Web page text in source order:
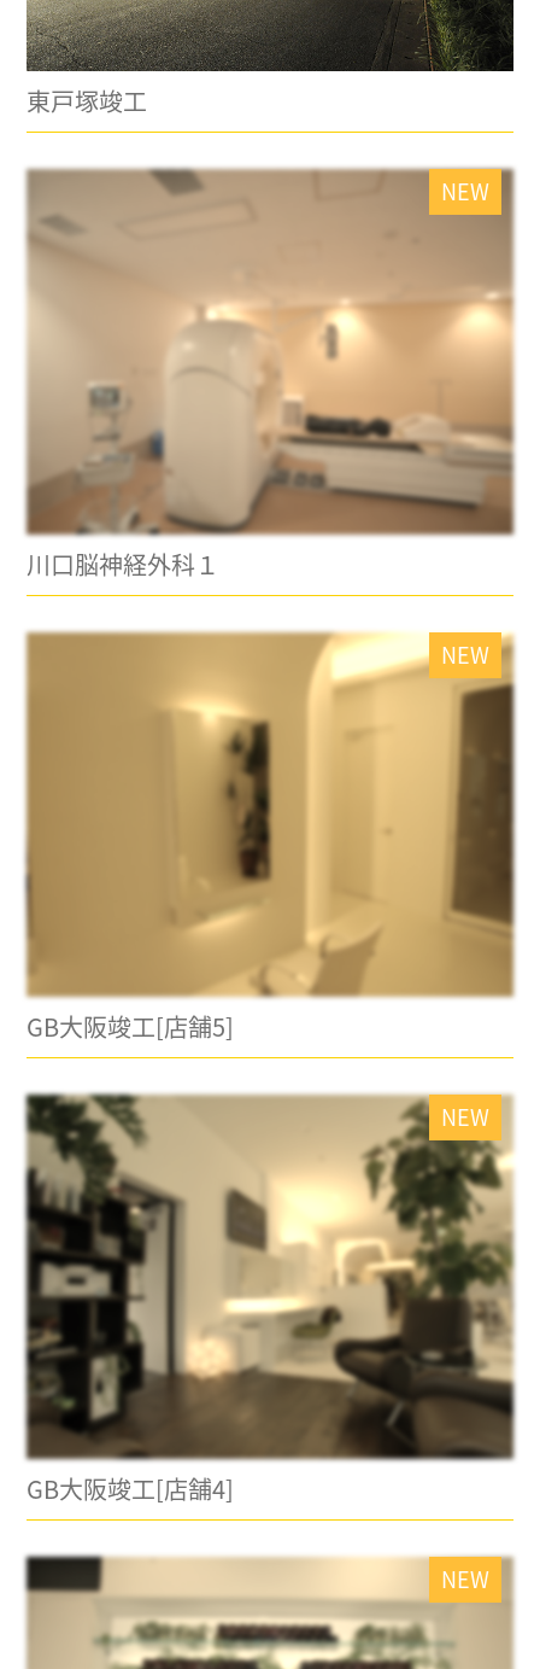
東戸塚竣工
NEW
川口脳神経外科１
NEW
GB大阪竣工[店舗5]
NEW
GB大阪竣工[店舗4]
NEW